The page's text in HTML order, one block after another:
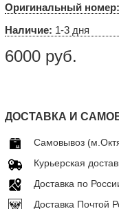
Оригинальный номер:
Наличие: 1-3 дня
6000 руб.
ДОСТАВКА И
Самовывоз
Курьерская
Доставка по
Доставка Почтой